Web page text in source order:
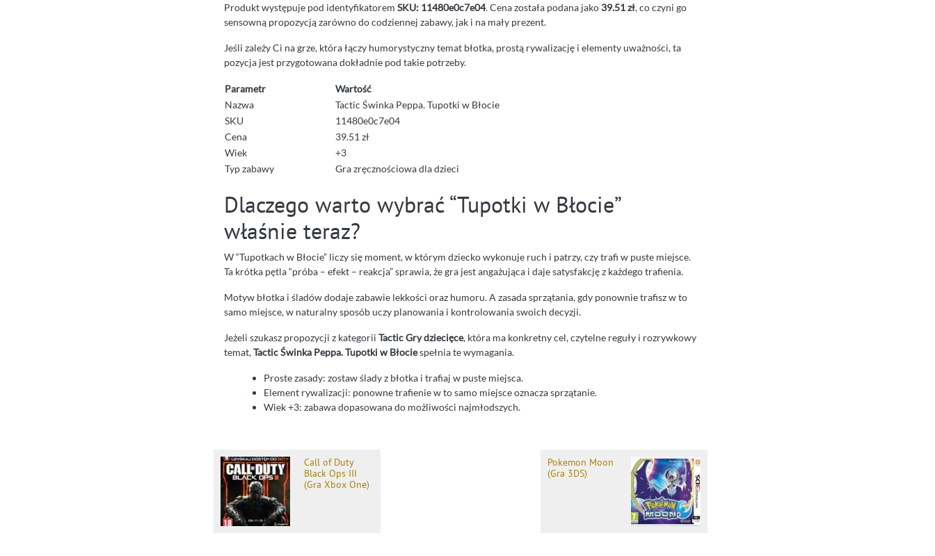
Produkt występuje pod identyfikatorem SKU: 11480e0c7e04. Cena została podana jako39.51 zł, co czyni go
sensowną propozycją zarówno do codziennej zabawy, jak i na mały prezent.
Jeśli zależy Ci na grze, która łączy humorystyczny temat błotka, prostą rywalizację i elementy uważności, ta
pozycja jest przygotowana dokładnie pod takie potrzeby.
Parametr
Wartość
Nazwa
Tactic Świnka Peppa. Tupotki w Błocie
SKU
11480e0c7e04
Cena
39.51 zł
Wiek
+3
Typ zabawy
Gra zręcznościowa dla dzieci
Dlaczego warto wybrać “Tupotki w Błocie”
właśnie teraz?
W “Tupotkach w Błocie” liczy się moment, w którym dziecko wykonuje ruch i patrzy, czy trafi w puste miejsce.
Ta krótka pętla “próba – efekt – reakcja” sprawia, że gra jest angażująca i daje satysfakcję z każdego trafienia.
Motyw błotka i śladów dodaje zabawie lekkości oraz humoru. A zasada sprzątania, gdy ponownie trafisz w to
samo miejsce, w naturalny sposób uczy planowania i kontrolowania swoich decyzji.
Jeżeli szukasz propozycji z kategorii Tactic Gry dziecięce, która ma konkretny cel, czytelne reguły i rozrywkowy
temat,Tactic Świnka Peppa. Tupotki w Błociespełnia te wymagania.
Proste zasady: zostaw ślady z błotka i trafiaj w puste miejsca.
Element rywalizacji: ponowne trafienie w to samo miejsce oznacza sprzątanie.
Wiek +3: zabawa dopasowana do możliwości najmłodszych.
Call of Duty
Black Ops III
(Gra Xbox One)
Pokemon Moon
(Gra 3DS)